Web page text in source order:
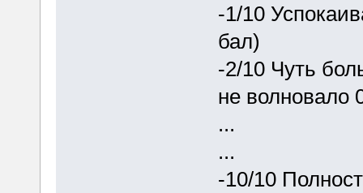
-1/10
бал)
-2/10 Чуть
не волновало
...
...
-10/10